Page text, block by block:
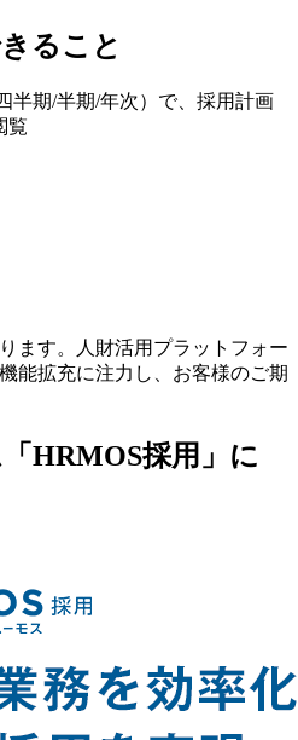
ること
半期/半期/年次）で、採用計画
覧
ます。人財活用プラットフォー
能拡充に注力し、お客様のご期
HRMOS採用」に